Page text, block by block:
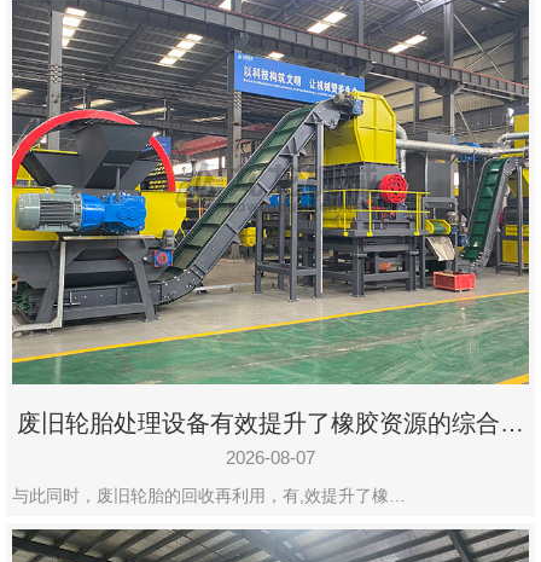
频
现
场
方
案
动
态
联
系
郑
州
市
九
设
有
废旧轮胎处理设备有效提升了橡胶资源的综合利
用率
2026-08-07
与此同时，废旧轮胎的回收再利用，有,效提升了橡…